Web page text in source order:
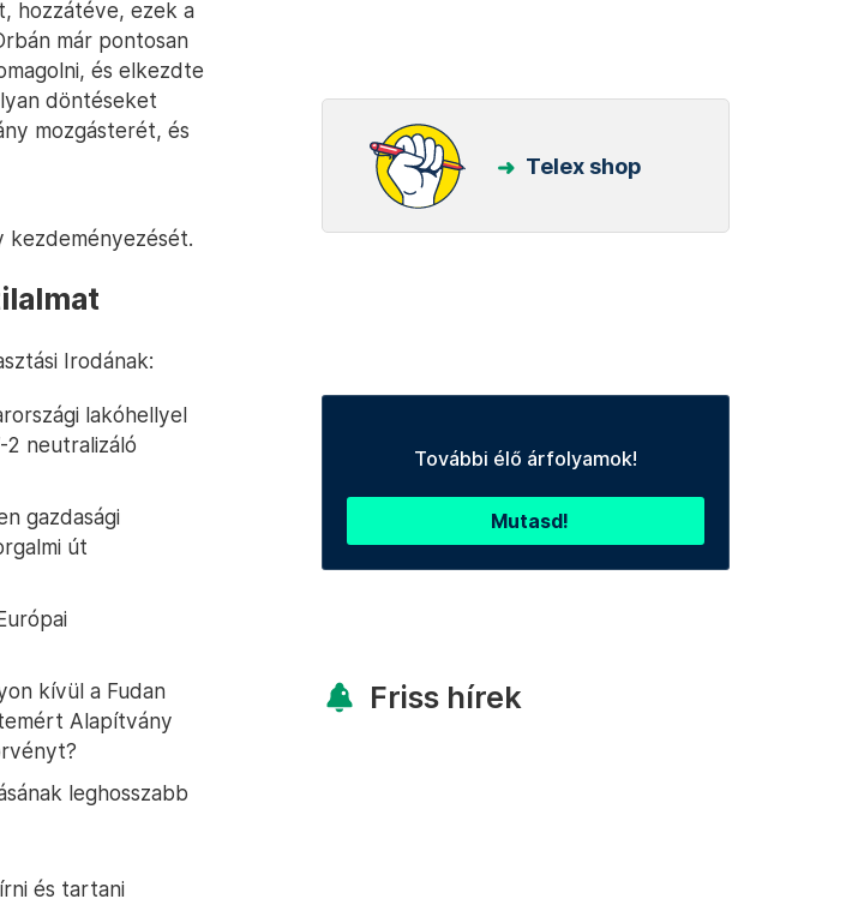
hozzátéve, ezek a
már pontosan
és elkezdte
döntéseket
mozgásterét, és
kezdeményezését.
Irodának:
lakóhellyel
2 neutralizáló
gazdasági
út
kívül a Fudan
Alapítvány
leghosszabb
és tartani
Telex shop
További élő árfolyamok!
Mutasd!
Friss hírek